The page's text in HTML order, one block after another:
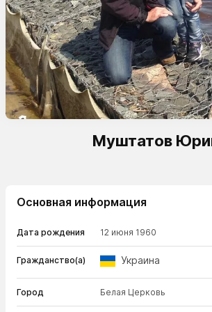
Муштатов
Основная информация
Дата рождения 12 июня 1960
Гражданство(а) Украина
Город Белая Церковь